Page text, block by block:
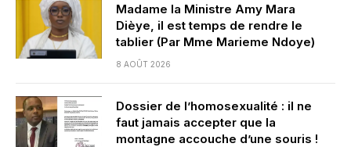
Madame la Ministre Amy Mara
Dièye, il est temps de rendre le
tablier (Par Mme Marieme Ndoye)
8 AOÛT 2026
Dossier de l’homosexualité : il ne
faut jamais accepter que la
montagne accouche d’une souris !